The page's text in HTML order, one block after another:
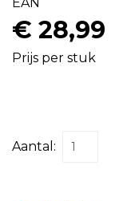
€ 28,99
Prijs per stuk
Aantal: